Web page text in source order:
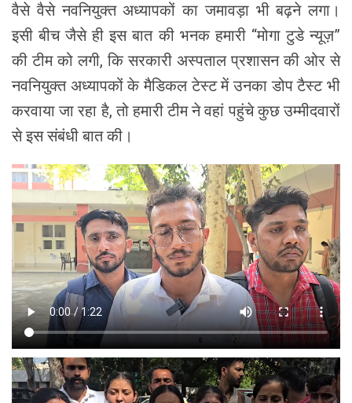
वैसे वैसे नवनियुक्त अध्यापकों का जमावड़ा भी बढ़ने लगा।
इसी बीच जैसे ही इस बात की भनक हमारी “मोगा टुडे न्यूज़”
की टीम को लगी, कि सरकारी अस्पताल प्रशासन की ओर से
नवनियुक्त अध्यापकों के मैडिकल टेस्ट में उनका डोप टैस्ट भी
करवाया जा रहा है, तो हमारी टीम ने वहां पहुंचे कुछ उम्मीदवारों
से इस संबंधी बात की।